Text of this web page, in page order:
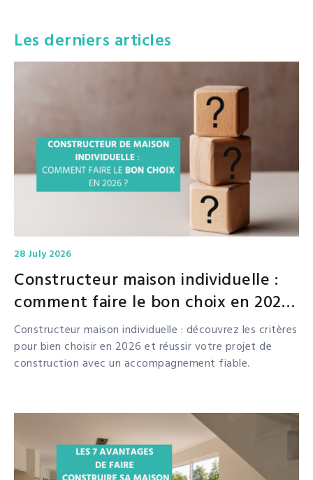
Les derniers articles
28 July 2026
Constructeur maison individuelle :
comment faire le bon choix en 2026
?
Constructeur maison individuelle : découvrez les critères
pour bien choisir en 2026 et réussir votre projet de
construction avec un accompagnement fiable.